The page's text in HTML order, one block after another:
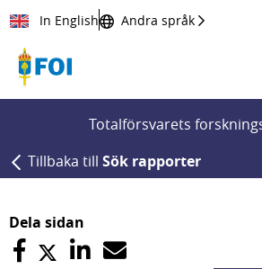
Till innehållet
In English Andra språk
Totalförsvarets
Tillbaka till Sök rapporter
Dela sidan